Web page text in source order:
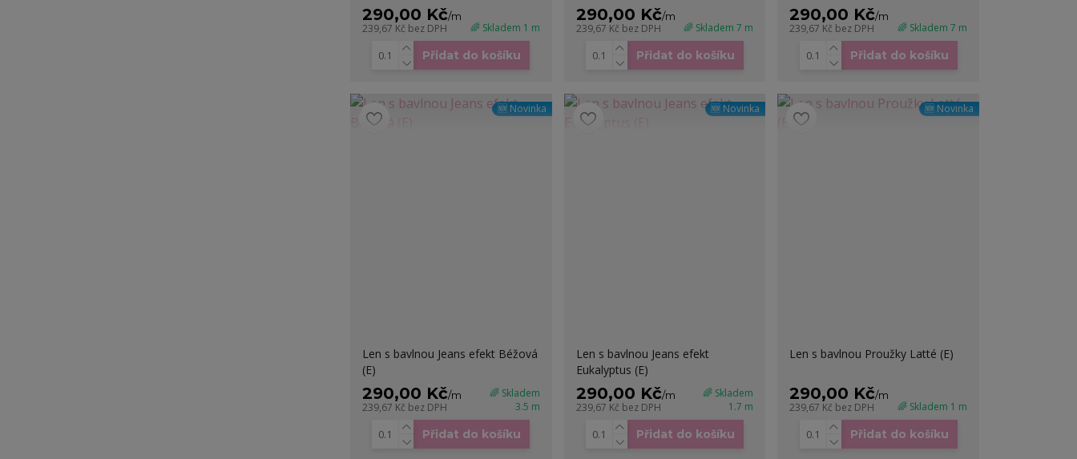
290,00 Kč/m
239,67 Kč bez DPH 🌈 Skladem 1 m
Přidat do košíku
290,00 Kč/m
239,67 Kč bez DPH 🌈 Skladem 7 m
Přidat do košíku
290,00 Kč/m
239,67 Kč bez DPH 🌈 Skladem 7 m
Přidat do košíku
🆕 Novinka
Len s bavlnou Jeans efekt Béžová
(E)
290,00 Kč/m
239,67 Kč bez DPH
🌈 Skladem
3.5 m
Přidat do košíku
🆕 Novinka
Len s bavlnou Jeans efekt
Eukalyptus (E)
290,00 Kč/m
239,67 Kč bez DPH
🌈 Skladem
1.7 m
Přidat do košíku
🆕 Novinka
Len s bavlnou Proužky Latté (E)
290,00 Kč/m
239,67 Kč bez DPH 🌈 Skladem 1 m
Přidat do košíku